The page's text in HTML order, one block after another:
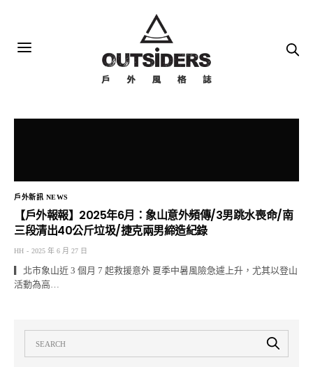
戶外新訊 NEWS
【戶外報報】2025年6月：象山意外頻傳/3男跳水喪命/南
三段清出40公斤垃圾/捷克兩男締造紀錄
HH 2025 年 6 月 27 日
▎北市象山近 3 個月 7 起救援意外 夏季中暑風險急遽上升，尤其以登山
活動為高…